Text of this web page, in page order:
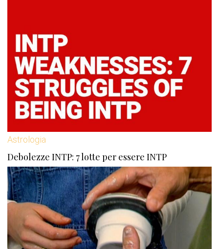
Astrologia
Debolezze INTP: 7 lotte per essere INTP